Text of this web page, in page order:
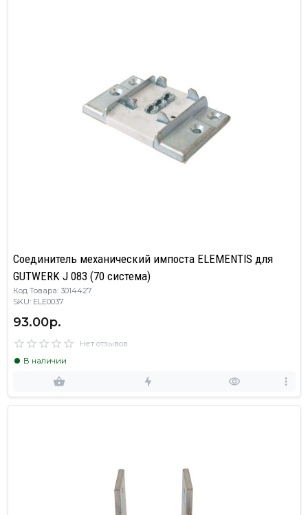
Соединитель механический импоста ELEMENTIS для
GUTWERK J 083 (70 система)
Код Товара: 3014427
SKU: ELE0037
93.00р.
Нет отзывов
В наличии